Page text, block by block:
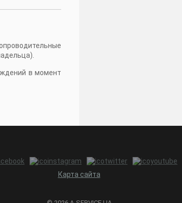
в момент
Карта сайта